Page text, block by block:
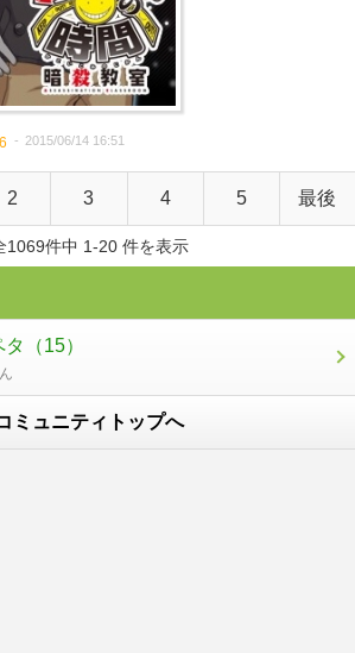
2015/06/14 16:51
2 3 4 5 最後
1069件中 1-20 件を表示
（15）
ミュニティトップへ